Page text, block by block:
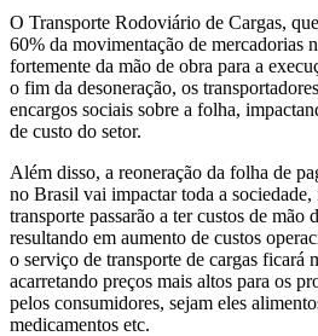
O Transporte Rodoviário de Cargas,
60% da movimentação de mercadorias
fortemente da mão de obra para a
o fim da desoneração, os
encargos sociais sobre a folha,
de custo do setor.
Além disso, a reoneração da folha de
no Brasil vai impactar toda a sociedade,
transporte passarão a ter custos de mão
resultando em aumento de custos
o serviço de transporte de cargas ficará
acarretando preços mais altos para os
pelos consumidores, sejam eles
medicamentos etc.